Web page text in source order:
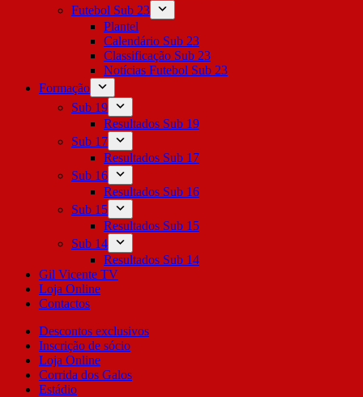
Futebol Sub 23
Plantel
Calendário Sub 23
Classificação Sub 23
Notícias Futebol Sub 23
Formação
Sub 19
Resultados Sub 19
Sub 17
Resultados Sub 17
Sub 16
Resultados Sub 16
Sub 15
Resultados Sub 15
Sub 14
Resultados Sub 14
Gil Vicente TV
Loja Online
Contactos
Descontos exclusivos
Inscrição de sócio
Loja Online
Corrida dos Galos
Estádio